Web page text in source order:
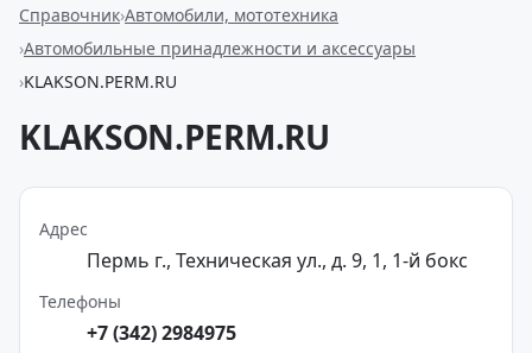
Справочник Автомобили, мототехника
Автомобильные принадлежности и аксессуары
KLAKSON.PERM.RU
KLAKSON.PERM.RU
Адрес
Пермь г., Техническая ул., д. 9, 1, 1-й бокс
Телефоны
+7 (342) 2984975